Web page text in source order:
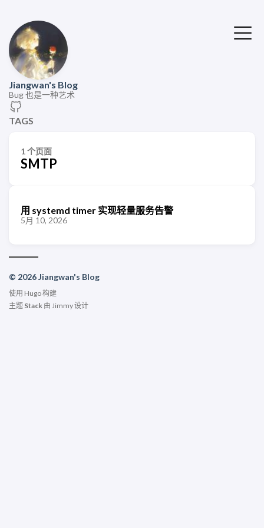
Jiangwan's Blog
Bug 也是一种艺术
TAGS
1 个页面
SMTP
用 systemd timer 实现轻量服务告警
5月 10, 2026
© 2026 Jiangwan's Blog
使用 Hugo构建
主题 Stack 由 Jimmy设计